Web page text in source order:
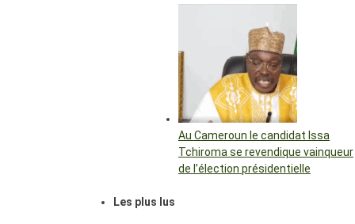
Au Cameroun le candidat Issa
Tchiroma se revendique vainqueur
de l’élection présidentielle
Les plus lus